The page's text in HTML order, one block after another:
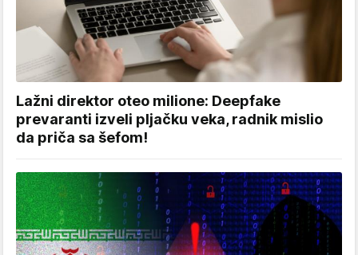
Lažni direktor oteo milione: Deepfake
prevaranti izveli pljačku veka, radnik mislio
da priča sa šefom!